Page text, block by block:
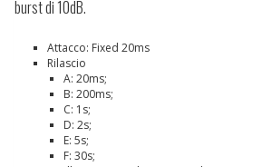
burst di 10dB.
Attacco: Fixed 20ms
Rilascio
A: 20ms;
B: 200ms;
C: 1s;
D: 2s;
E: 5s;
F: 30s;